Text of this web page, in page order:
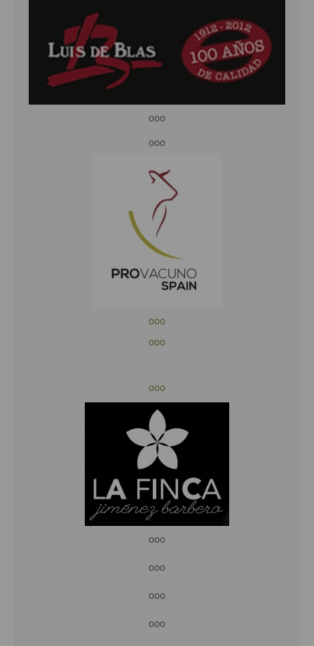
ooo
ooo
ooo
ooo
ooo
ooo
ooo
ooo
ooo